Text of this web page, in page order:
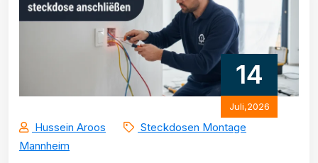
14
Juli,2026
Hussein Aroos
Steckdosen Montage
Mannheim